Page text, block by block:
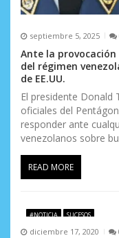
a
s septiembre 5, 2025
Ante la
del régimen
de EE.UU.
El presidente Donald
oficiales del
responder ante
venezolanos sobre
READ MORE
#NOTICIA SUCESOS
diciembre 17, 2020